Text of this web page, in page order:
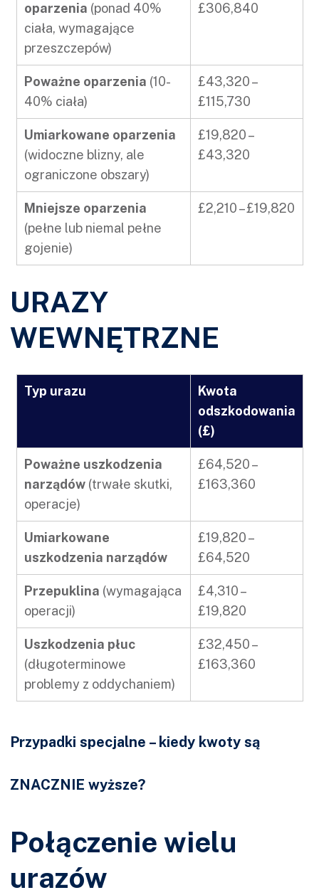
oparzenia (ponad 40%
ciała, wymagające
przeszczepów)
£306,840
Poważne oparzenia (10-
40% ciała)
£43,320 –
£115,730
Umiarkowane oparzenia
(widoczne blizny, ale
ograniczone obszary)
£19,820 –
£43,320
Mniejsze oparzenia
(pełne lub niemal pełne
gojenie)
£2,210 – £19,820
URAZY
WEWNĘTRZNE
Typ urazu
Kwota
odszkodowania
(£)
Poważne uszkodzenia
narządów(trwałe skutki,
operacje)
£64,520 –
£163,360
Umiarkowane
uszkodzenia narządów
£19,820 –
£64,520
Przepuklina (wymagająca
operacji)
£4,310 –
£19,820
Uszkodzenia płuc
(długoterminowe
problemy z oddychaniem)
£32,450 –
£163,360
Przypadki specjalne – kiedy kwoty są
ZNACZNIE wyższe?
Połączenie wielu
urazów